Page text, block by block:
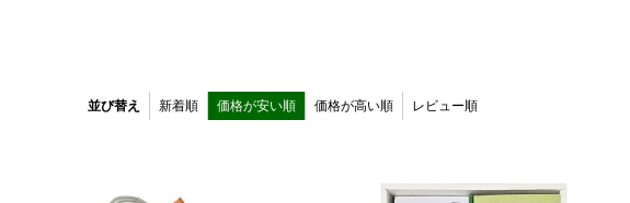
並び替え 新着順 価格が安い順 価格が高い順 レビュー順